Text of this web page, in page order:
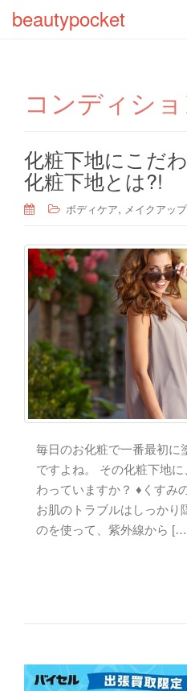
beautypocket
コンディシ
化粧下地にこだ
化粧下地とは?!
ボディケア, メイクアップ
毎日のお化粧で一番最初に
ですよね。 その化粧下地
わっていますか？ ♦くすみ
お肌のトラブルはしっかり
のを使って、紫外線から